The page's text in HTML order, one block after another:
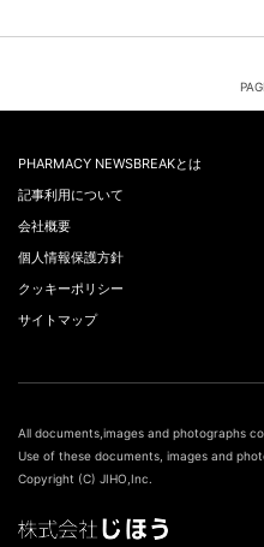
PHARMACY NEWSBREAKとは
記事利用について
会社概要
個人情報保護方針
クッキーポリシー
サイトマップ
All documents,images and photographs
Use of these documents, images and
Copyright (C) JIHO,Inc.